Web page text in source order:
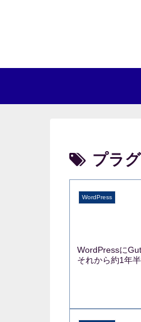
プラ
WordPress
WordPressに
それから約1年